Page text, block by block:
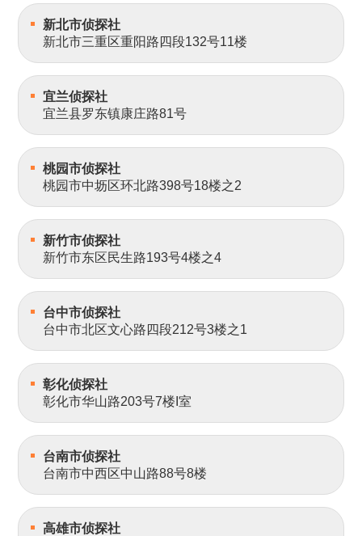
新北市侦探社
新北市三重区重阳路四段132号11楼
宜兰侦探社
宜兰县罗东镇康庄路81号
桃园市侦探社
桃园市中坜区环北路398号18楼之2
新竹市侦探社
新竹市东区民生路193号4楼之4
台中市侦探社
台中市北区文心路四段212号3楼之1
彰化侦探社
彰化市华山路203号7楼I室
台南市侦探社
台南市中西区中山路88号8楼
高雄市侦探社